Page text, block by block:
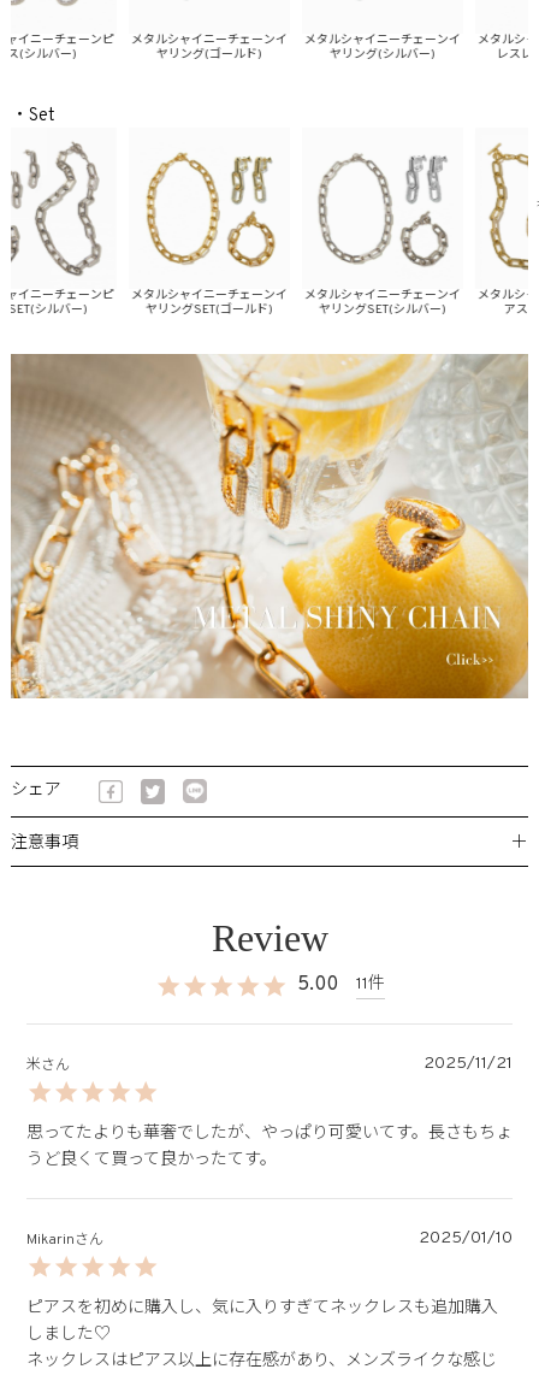
ニーチェーンピ
シルバー)
メタルシャイニーチェーンイ
ヤリング(ゴールド)
メタルシャイニーチェーンイ
ヤリング(シルバー)
メタルシャイ
レスレッ
・Set
ニーチェーンピ
シルバー)
メタルシャイニーチェーンイ
ヤリングSET(ゴールド)
メタルシャイニーチェーンイ
ヤリングSET(シルバー)
メタルシャイ
アス
シェア
注意事項 ＋
5.00 11
米 2025/11/21
思ってたよりも華奢でしたが、やっぱり可愛いてす。長さもちょ
うど良くて買って良かったてす。
Mikarin 2025/01/10
ピアスを初めに購入し、気に入りすぎてネックレスも追加購入
しました♡
ネックレスはピアス以上に存在感があり、メンズライクな感じ